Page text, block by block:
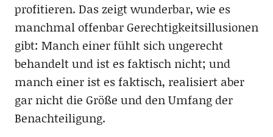
profitieren. Das zeigt wunderbar, wie es
manchmal offenbar Gerechtigkeitsillusionen
gibt: Manch einer fühlt sich ungerecht
behandelt und ist es faktisch nicht; und
manch einer ist es faktisch, realisiert aber
gar nicht die Größe und den Umfang der
Benachteiligung.